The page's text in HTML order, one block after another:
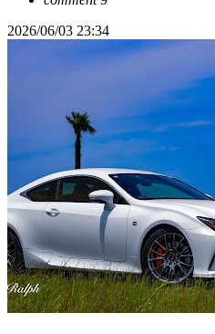
2026/06/03 23:34